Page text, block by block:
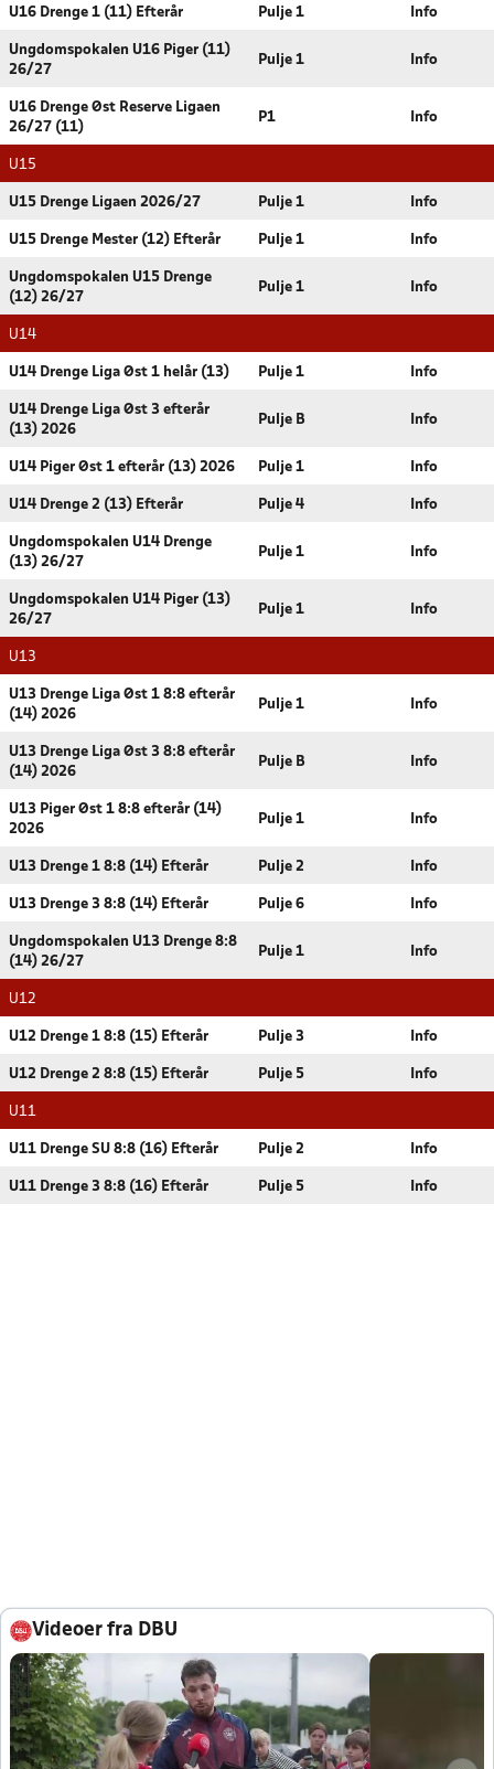
U16 Drenge 1 (11) Efterår Pulje 1 Info
Ungdomspokalen U16 Piger (11)
26/27
Pulje 1 Info
U16 Drenge Øst Reserve Ligaen
26/27 (11)
P1 Info
U15
U15 Drenge Ligaen 2026/27 Pulje 1 Info
U15 Drenge Mester (12) Efterår Pulje 1 Info
Ungdomspokalen U15 Drenge
(12) 26/27
Pulje 1 Info
U14
U14 Drenge Liga Øst 1 helår (13) Pulje 1 Info
U14 Drenge Liga Øst 3 efterår
(13) 2026
Pulje B Info
U14 Piger Øst 1 efterår (13) 2026 Pulje 1 Info
U14 Drenge 2 (13) Efterår Pulje 4 Info
Ungdomspokalen U14 Drenge
(13) 26/27
Pulje 1 Info
Ungdomspokalen U14 Piger (13)
26/27
Pulje 1 Info
U13
U13 Drenge Liga Øst 1 8:8 efterår
(14) 2026
Pulje 1 Info
U13 Drenge Liga Øst 3 8:8 efterår
(14) 2026
Pulje B Info
U13 Piger Øst 1 8:8 efterår (14)
2026
Pulje 1 Info
U13 Drenge 1 8:8 (14) Efterår Pulje 2 Info
U13 Drenge 3 8:8 (14) Efterår Pulje 6 Info
Ungdomspokalen U13 Drenge 8:8
(14) 26/27
Pulje 1 Info
U12
U12 Drenge 1 8:8 (15) Efterår Pulje 3 Info
U12 Drenge 2 8:8 (15) Efterår Pulje 5 Info
U11
U11 Drenge SU 8:8 (16) Efterår Pulje 2 Info
U11 Drenge 3 8:8 (16) Efterår Pulje 5 Info
Videoer fra DBU